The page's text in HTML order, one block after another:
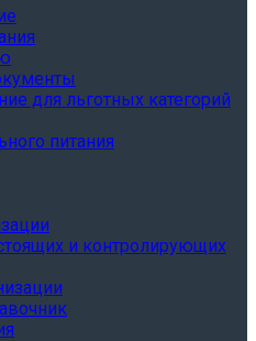
для льготных категорий
питания
и контролирующих